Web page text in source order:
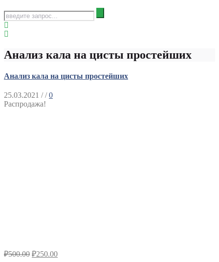
Анализ кала на цисты простейших
Анализ кала на цисты простейших
25.03.2021 / /0
Распродажа!
₽500.00 ₽250.00